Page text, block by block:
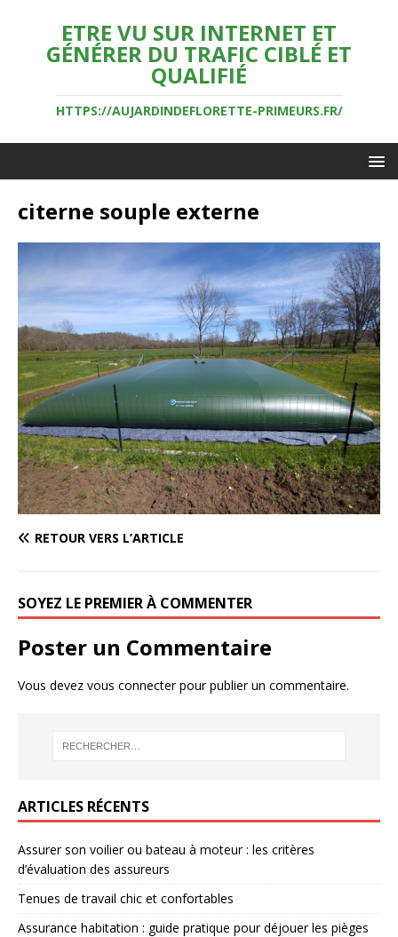
ETRE VU SUR INTERNET ET
GÉNÉRER DU TRAFIC CIBLÉ ET
QUALIFIÉ
HTTPS://AUJARDINDEFLORETTE-PRIMEURS.FR/
citerne souple externe
RETOUR VERS L’ARTICLE
SOYEZ LE PREMIER À COMMENTER
Poster un Commentaire
Vous devez vous connecterpour publier un commentaire.
ARTICLES RÉCENTS
Assurer son voilier ou bateau à moteur : les critères
d’évaluation des assureurs
Tenues de travail chic et confortables
Assurance habitation : guide pratique pour déjouer les pièges